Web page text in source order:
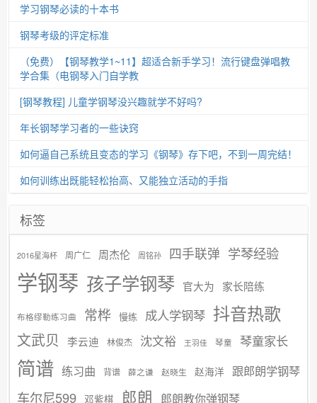
学习钢琴必读的十本书
钢琴考级的评定标准
（免费）【钢琴教学1~11】超适合新手学习！流行键盘弹唱教
学合集（电钢琴入门自学教
[钢琴教程] 儿童学钢琴没兴趣就学不好吗?
年长钢琴学习者的一些诀窍
如何逼自己系统且变态的学习《钢琴》存下吧，不到一周完结！
如何训练出既能轻松抬高、又能独立活动的手指
标签
2016星海杯 周广仁 周杰伦 周铭孙 四手联弹 学琴经验
学钢琴 孩子学钢琴 官大为 家长陪练
布格缪勒练习曲 常桦 慢练 成人学钢琴 抖音热歌
文武贝 李云迪 林俊杰 沈文裕 王羽佳 琴童 琴童家长
简谱 练习曲 背谱 薛之谦 赵晓生 赵海洋 跟郎朗学钢琴
车尔尼599 邓紫棋 郎朗 郎朗教你弹钢琴